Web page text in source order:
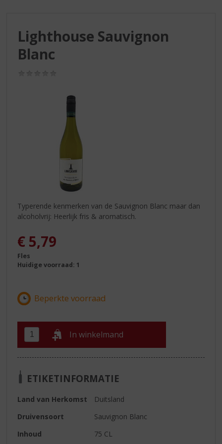
Lighthouse Sauvignon
Blanc
Typerende kenmerken van de Sauvignon Blanc maar dan
alcoholvrij: Heerlijk fris & aromatisch.
€ 5,79
Fles
Huidige voorraad: 1
In winkelmand
ETIKETINFORMATIE
Land van Herkomst
Duitsland
Druivensoort
Sauvignon Blanc
Inhoud
75 CL